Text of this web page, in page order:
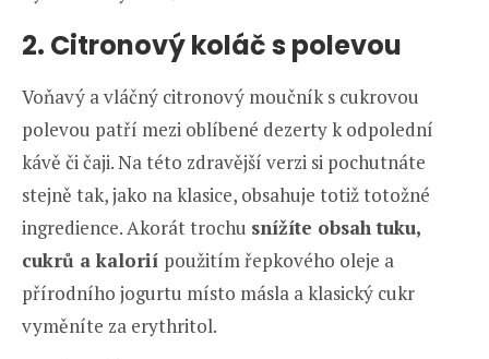
2. Citronový koláč s polevou
Voňavý a vláčný citronový moučník s cukrovou
polevou patří mezi oblíbené dezerty k odpolední
kávě či čaji. Na této zdravější verzi si pochutnáte
stejně tak, jako na klasice, obsahuje totiž totožné
ingredience. Akorát trochu snížíte obsah tuku,
cukrů a kalorií použitím řepkového oleje a
přírodního jogurtu místo másla a klasický cukr
vyměníte za erythritol.